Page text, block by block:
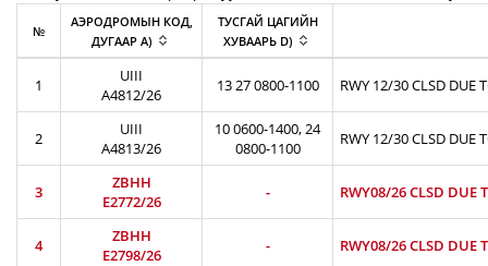
№
АЭРОДРОМЫН КОД,
ДУГААР A)
ТУСГАЙ ЦАГИЙН
ХУВААРЬ D)
1
UIII
A4812/26
13 27 0800-1100 RWY 12/30 CLSD DUE
2
UIII
A4813/26
10 0600-1400, 24
0800-1100
RWY 12/30 CLSD DUE
3
ZBHH
E2772/26
- RWY08/26 CLSD DUE
4
ZBHH
E2798/26
-
RWY08/26 CLSD DUE